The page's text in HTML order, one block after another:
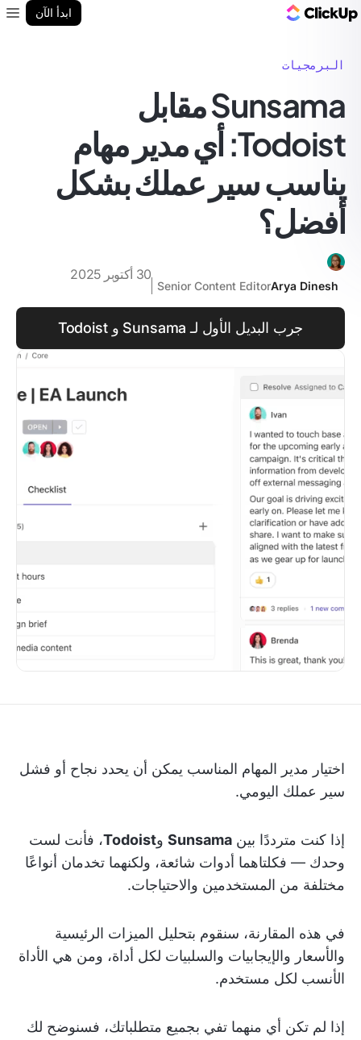
ابدأ الآن
البرمجيات
Sunsama مقابل
Todoist: أي مدير مهام
يناسب سير عملك بشكل
أفضل؟
Arya Dinesh
Senior Content Editor
30 أكتوبر 2025
جرب البديل الأول لـ Sunsama و Todoist
اختيار مدير المهام المناسب يمكن أن يحدد نجاح أو فشل
سير عملك اليومي.
إذا كنت مترددًا بين Sunsama وTodoist، فأنت لست
وحدك — فكلتاهما أدوات شائعة، ولكنهما تخدمان أنواعًا
مختلفة من المستخدمين والاحتياجات.
في هذه المقارنة، سنقوم بتحليل الميزات الرئيسية
والأسعار والإيجابيات والسلبيات لكل أداة، ومن هي الأداة
الأنسب لكل مستخدم.
إذا لم تكن أي منهما تفي بجميع متطلباتك، فسنوضح لك